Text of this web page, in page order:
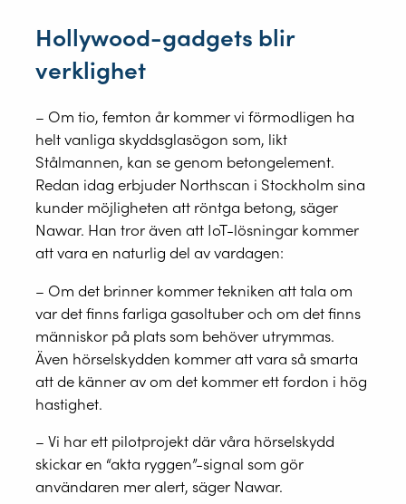
Hollywood-gadgets blir
verklighet
– Om tio, femton år kommer vi förmodligen ha
helt vanliga skyddsglasögon som, likt
Stålmannen, kan se genom betongelement.
Redan idag erbjuder Northscan i Stockholm sina
kunder möjligheten att röntga betong, säger
Nawar. Han tror även att IoT-lösningar kommer
att vara en naturlig del av vardagen:
– Om det brinner kommer tekniken att tala om
var det finns farliga gasoltuber och om det finns
människor på plats som behöver utrymmas.
Även hörselskydden kommer att vara så smarta
att de känner av om det kommer ett fordon i hög
hastighet.
– Vi har ett pilotprojekt där våra hörselskydd
skickar en “akta ryggen”-signal som gör
användaren mer alert, säger Nawar.